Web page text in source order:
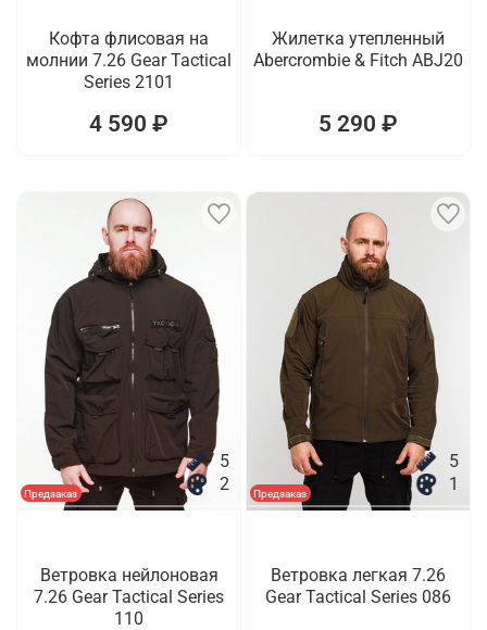
Кофта флисовая на
молнии 7.26 Gear Tactical
Series 2101
4 590 ₽
Жилетка утепленный
Abercrombie & Fitch ABJ20
5 290 ₽
Предзаказ
5
2
Ветровка нейлоновая
7.26 Gear Tactical Series
110
Предзаказ
5
1
Ветровка легкая 7.26
Gear Tactical Series 086